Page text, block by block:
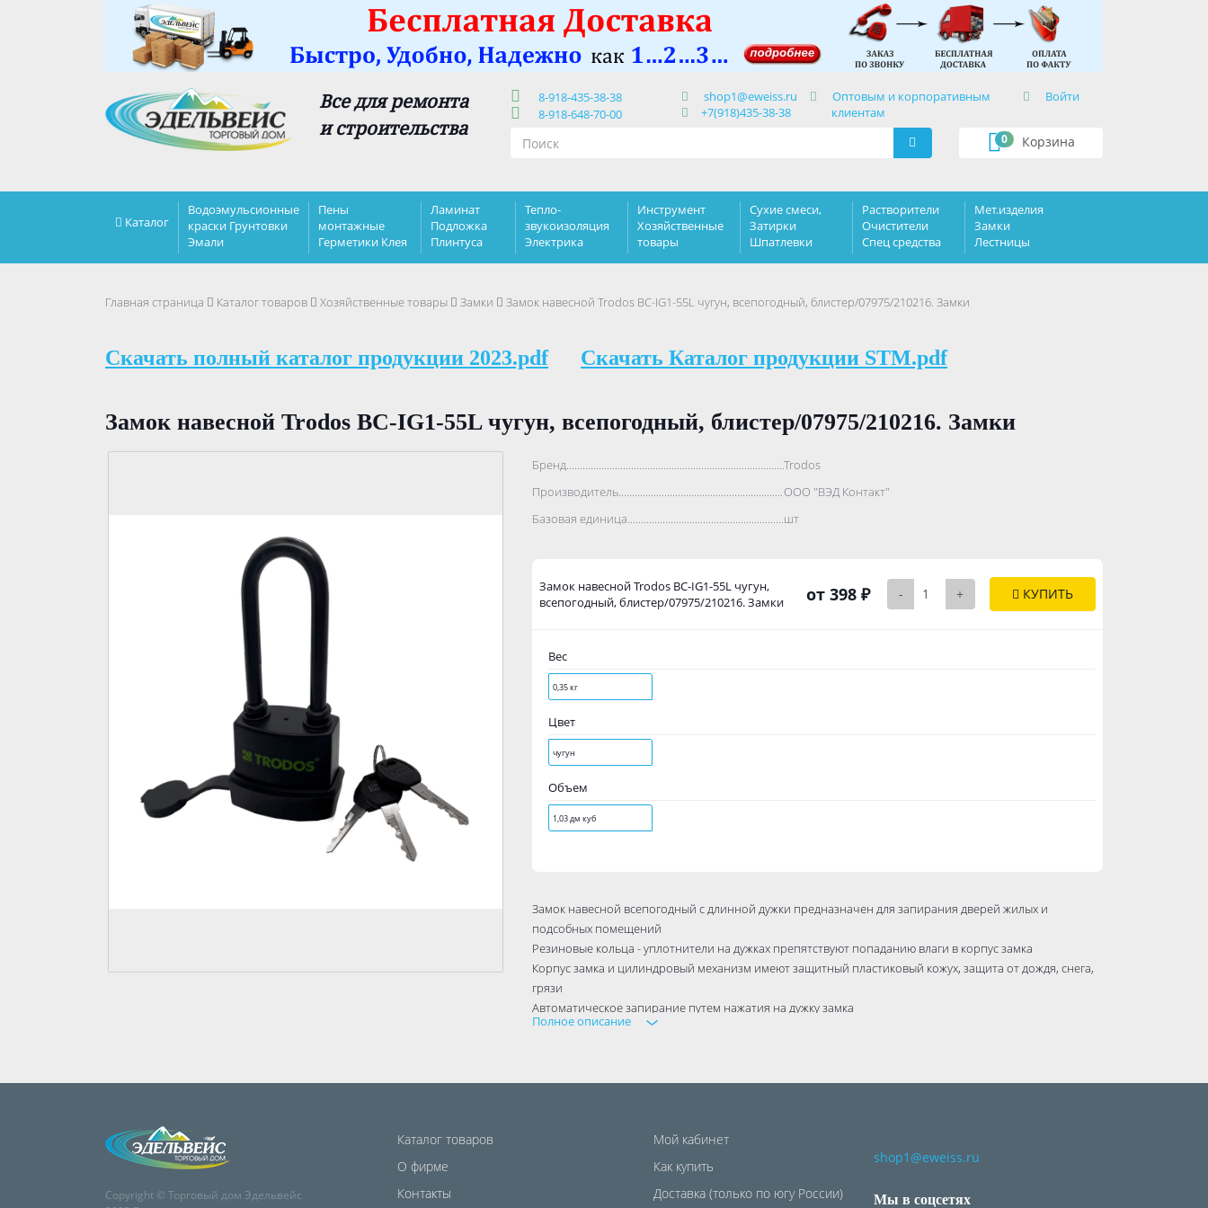
Все для ремонта
и строительства
8-918-435-38-38
8-918-648-70-00
shop1@eweiss.ru
+7(918)435-38-38
Оптовым и корпоративным
клиентам
Войти
Корзина
0
Каталог
Водоэмульсионные
краски Грунтовки
Эмали
Пены
монтажные
Герметики Клея
Ламинат
Подложка
Плинтуса
Тепло-
звукоизоляция
Электрика
Инструмент
Хозяйственные
товары
Сухие смеси,
Затирки
Шпатлевки
Растворители
Очистители
Спец средства
Мет.изделия
Замки
Лестницы
Главная страница Каталог товаров Хозяйственные товары Замки Замок навесной Trodos BC-IG1-55L чугун, всепогодный, блистер/07975/210216. Замки
Скачать полный каталог продукции 2023.pdf Скачать Каталог продукции STM.pdf
Замок навесной Trodos BC-IG1-55L чугун, всепогодный, блистер/07975/210216. Замки
Бренд..................................................................................Trodos
Производитель..................................................................................
ООО "ВЭД Контакт"
Базовая единица..................................................................................
шт
Замок навесной Trodos BC-IG1-55L чугун,
всепогодный, блистер/07975/210216. Замки
от 398 ₽ - + КУПИТЬ
Вес
0,35 кг
Цвет
чугун
Объем
1,03 дм куб
Замок навесной всепогодный с длинной дужки предназначен для запирания дверей жилых и
подсобных помещений
Резиновые кольца - уплотнители на дужках препятствуют попаданию влаги в корпус замка
Корпус замка и цилиндровый механизм имеют защитный пластиковый кожух, защита от дождя, снега,
грязи
Автоматическое запирание путем нажатия на дужку замка
Материал корпуса - высокопрочный чугун, дужка - закаленная сталь
Гарантия 5 лет.
Полное описание
Copyright © Торговый дом Эдельвейс
Каталог товаров
О фирме
Контакты
Мой кабинет
Как купить
Доставка (только по югу России)
shop1@eweiss.ru
Мы в соцсетях